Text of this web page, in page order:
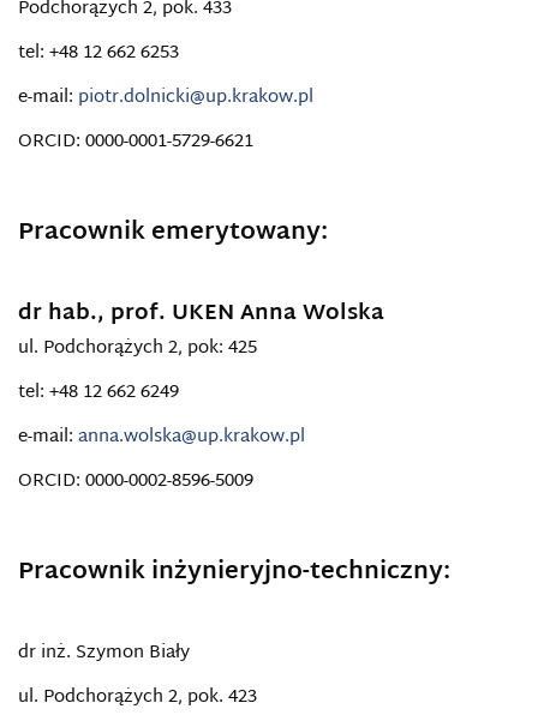
Podchorążych 2, pok. 433
tel: +48 12 662 6253
e-mail: piotr.dolnicki@up.krakow.pl
ORCID: 0000-0001-5729-6621
Pracownik emerytowany:
dr hab., prof. UKEN Anna Wolska
ul. Podchorążych 2, pok: 425
tel: +48 12 662 6249
e-mail:anna.wolska@up.krakow.pl
ORCID: 0000-0002-8596-5009
Pracownik inżynieryjno-techniczny:
dr inż. Szymon Biały
ul. Podchorążych 2, pok. 423